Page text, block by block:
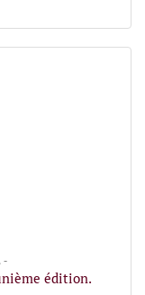
-
édition.